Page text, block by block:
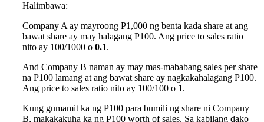
Halimbawa:
Company A ay mayroong P1,000 ng benta kada share at ang
bawat share ay may halagang P100. Ang price to sales ratio
nito ay 100/1000 o 0.1.
And Company B naman ay may mas-mababang sales per share
na P100 lamang at ang bawat share ay nagkakahalagang P100.
Ang price to sales ratio nito ay 100/100 o 1.
Kung gumamit ka ng P100 para bumili ng share ni Company
B, makakakuha ka ng P100 worth of sales. Sa kabilang dako